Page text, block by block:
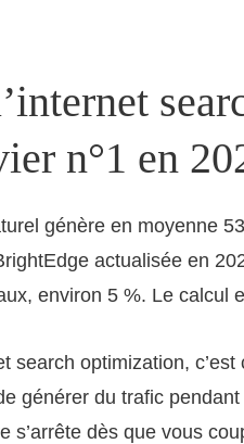
n°1 en
génère en moyenne
actualisée en
environ 5 %. Le calcul
search optimization,
générer du trafic
s’arrête dès que vous